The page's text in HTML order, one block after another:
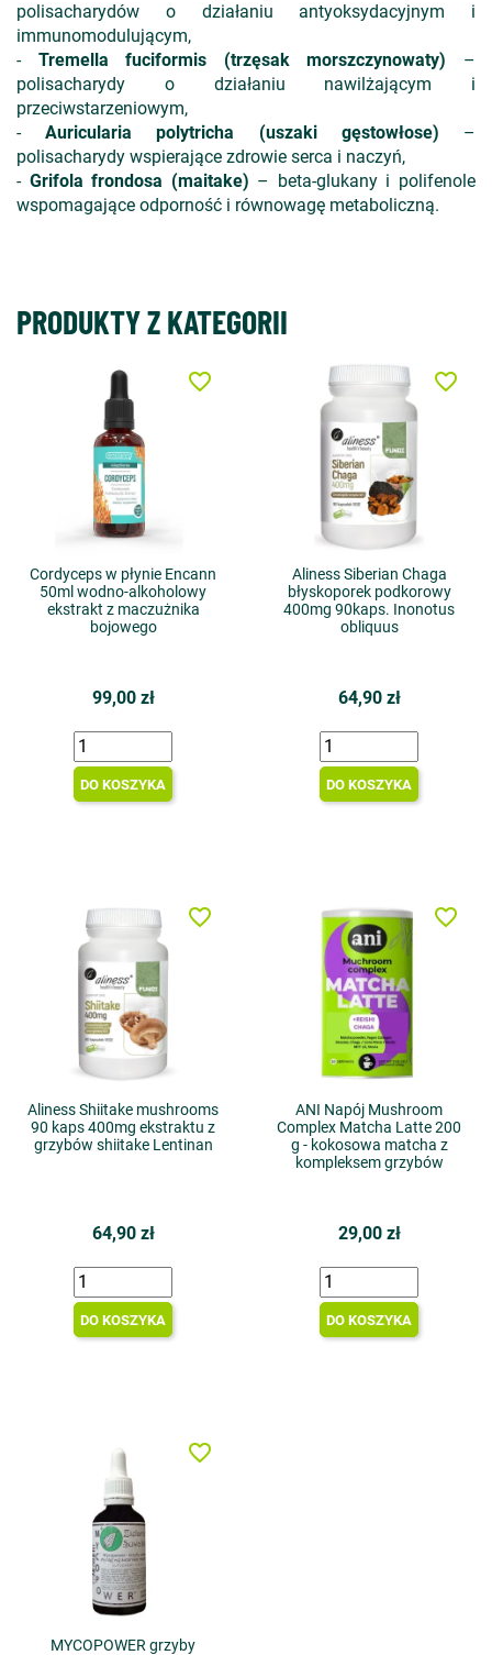
polisacharydów o działaniu antyoksydacyjnym i
immunomodulującym,
- Tremella fuciformis (trzęsak morszczynowaty) –
polisacharydy o działaniu nawilżającym i
przeciwstarzeniowym,
-Auricularia polytricha (uszaki gęstowłose) –
polisacharydy wspierające zdrowie serca i naczyń,
- Grifola frondosa (maitake) – beta-glukany i polifenole
wspomagające odporność i równowagę metaboliczną.
PRODUKTY Z KATEGORII
Cordyceps w płynie Encann
50ml wodno-alkoholowy
ekstrakt z maczużnika
bojowego
99,00 zł
DO KOSZYKA
favorite_border
Aliness Siberian Chaga
błyskoporek podkorowy
400mg 90kaps. Inonotus
obliquus
64,90 zł
DO KOSZYKA
favorite_border
Aliness Shiitake mushrooms
90 kaps 400mg ekstraktu z
grzybów shiitake Lentinan
64,90 zł
DO KOSZYKA
favorite_border
ANI Napój Mushroom
Complex Matcha Latte 200
g - kokosowa matcha z
kompleksem grzybów
29,00 zł
DO KOSZYKA
favorite_border
MYCOPOWER grzyby
favorite_border